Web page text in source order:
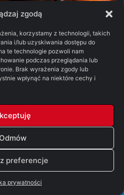
zgodą
korzystamy z technologii, takich
i/lub uzyskiwania dostępu do
te technologie pozwoli nam
podczas przeglądania lub
Brak wyrażenia zgody lub
wpłynąć na niektóre cechy i
Odmów
preferencje
prywatności
Filmy
#3 – najciekawsze
dobrze i przeżyj (2025)